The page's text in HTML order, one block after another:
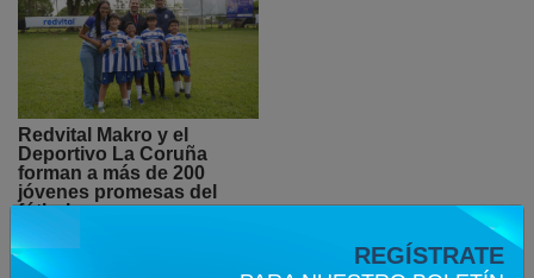
Redvital Makro y el
Deportivo La Coruña
forman a más de 200
jóvenes promesas del
fútbol
INTERNACIONAL REGÍSTRATE